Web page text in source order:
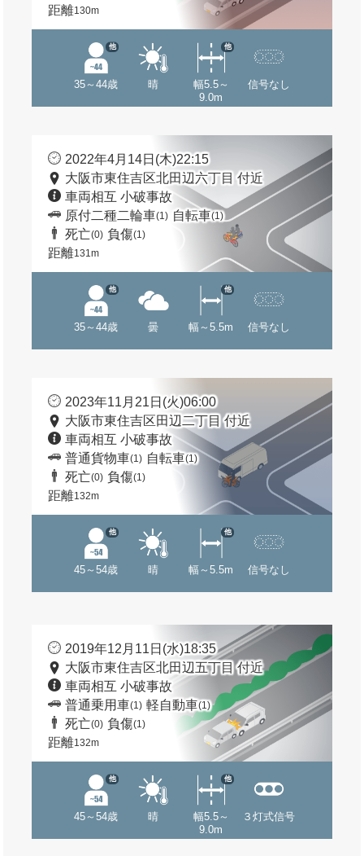
距離130m
35～44歳
他
晴
幅5.5～
9.0m
他
信号なし
2022年4月14日(木)22:15
大阪市東住吉区北田辺六丁目 付近
車両相互 小破事故
原付二種二輪車(1) 自転車(1)
死亡(0) 負傷(1)
距離131m
35～44歳
他
曇 幅～5.5m
他
信号なし
2023年11月21日(火)06:00
大阪市東住吉区田辺二丁目 付近
車両相互 小破事故
普通貨物車(1) 自転車(1)
死亡(0) 負傷(1)
距離132m
45～54歳
他
晴 幅～5.5m
他
信号なし
2019年12月11日(水)18:35
大阪市東住吉区北田辺五丁目 付近
車両相互 小破事故
普通乗用車(1) 軽自動車(1)
死亡(0) 負傷(1)
距離132m
45～54歳
他
晴
幅5.5～
9.0m
他
３灯式信号